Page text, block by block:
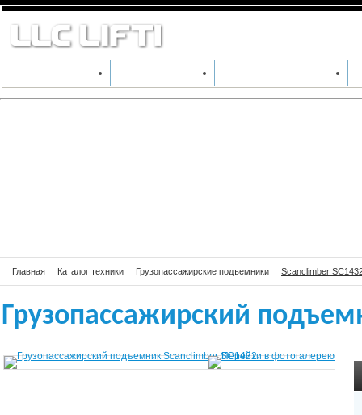
КАТАЛОГ ТЕХНИКИ ПРОИЗВОДИТЕЛИ АРЕНДА СПЕЦТЕХНИКИ
Главная Каталог техники Грузопассажирские подъемники Scanclimber
Грузопассажирский